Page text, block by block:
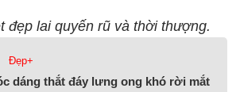
đẹp lai quyến rũ và thời thượng.
Đẹp+
dáng thắt đáy lưng ong khó rời mắt